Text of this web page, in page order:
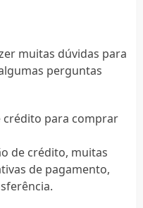
muitas dúvidas para
perguntas
crédito para comprar
de crédito, muitas
de pagamento,